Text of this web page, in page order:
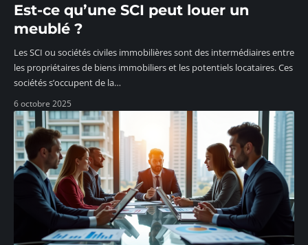
Est-ce qu’une SCI peut louer un
meublé ?
Les SCI ou sociétés civiles immobilières sont des intermédiaires entre
les propriétaires de biens immobiliers et les potentiels locataires. Ces
sociétés s’occupent de la…
6 octobre 2025